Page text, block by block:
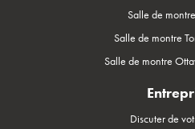
Salle de
Salle de montre
Salle de montre
Discuter de